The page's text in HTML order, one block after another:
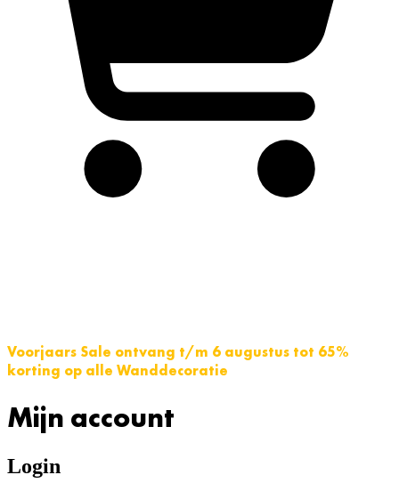
Voorjaars Sale ontvang t/m 6 augustus tot 65%
korting op alle Wanddecoratie
Mijn account
Login